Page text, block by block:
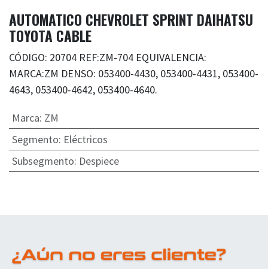
AUTOMATICO CHEVROLET SPRINT DAIHATSU
TOYOTA CABLE
CÓDIGO: 20704 REF:ZM-704 EQUIVALENCIA:
MARCA:ZM DENSO: 053400-4430, 053400-4431, 053400-
4643, 053400-4642, 053400-4640.
Marca: ZM
Segmento: Eléctricos
Subsegmento: Despiece